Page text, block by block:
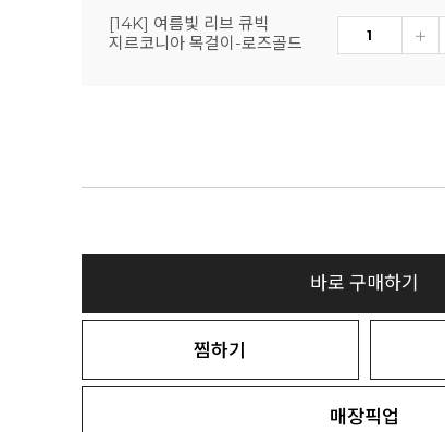
[14K] 여름빛 리브 큐빅
지르코니아 목걸이-로즈골드
바로 구매하기
찜하기
매장픽업